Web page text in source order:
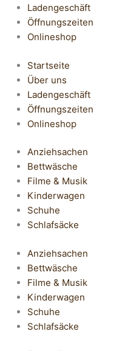
Ladengeschäft
Öffnungszeiten
Onlineshop
Startseite
Über uns
Ladengeschäft
Öffnungszeiten
Onlineshop
Anziehsachen
Bettwäsche
Filme & Musik
Kinderwagen
Schuhe
Schlafsäcke
Anziehsachen
Bettwäsche
Filme & Musik
Kinderwagen
Schuhe
Schlafsäcke